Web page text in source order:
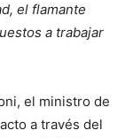
el flamante
a trabajar
el ministro de
a través del